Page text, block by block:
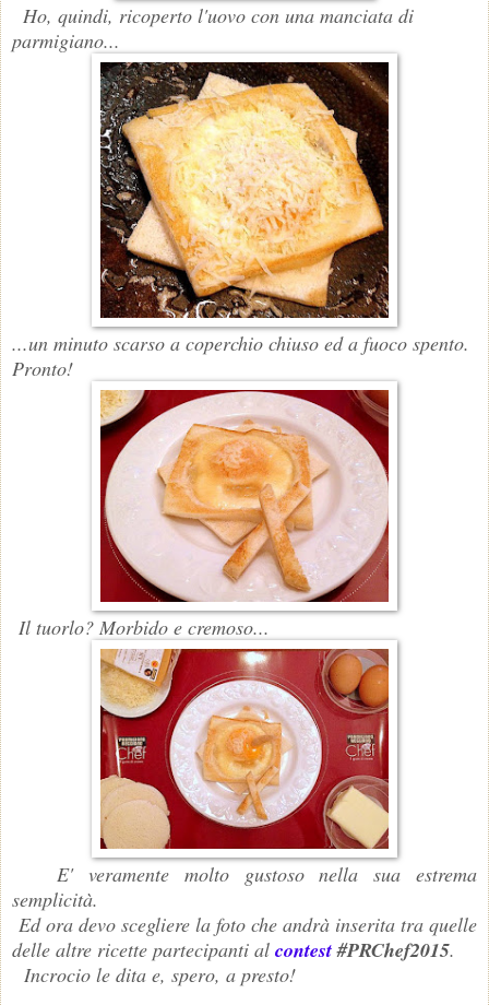
Ho, quindi, ricoperto l'uovo con una manciata di
parmigiano...
...un minuto scarso a coperchio chiuso ed a fuoco spento.
Pronto!
Il tuorlo? Morbido e cremoso...
E' veramente molto gustoso nella sua estrema
semplicità.
Ed ora devo scegliere la foto che andrà inserita tra quelle
delle altre ricette partecipanti al contest#PRChef2015.
Incrocio le dita e, spero, a presto!